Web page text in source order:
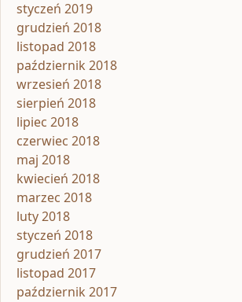
styczeń 2019
grudzień 2018
listopad 2018
październik 2018
wrzesień 2018
sierpień 2018
lipiec 2018
czerwiec 2018
maj 2018
kwiecień 2018
marzec 2018
luty 2018
styczeń 2018
grudzień 2017
listopad 2017
październik 2017